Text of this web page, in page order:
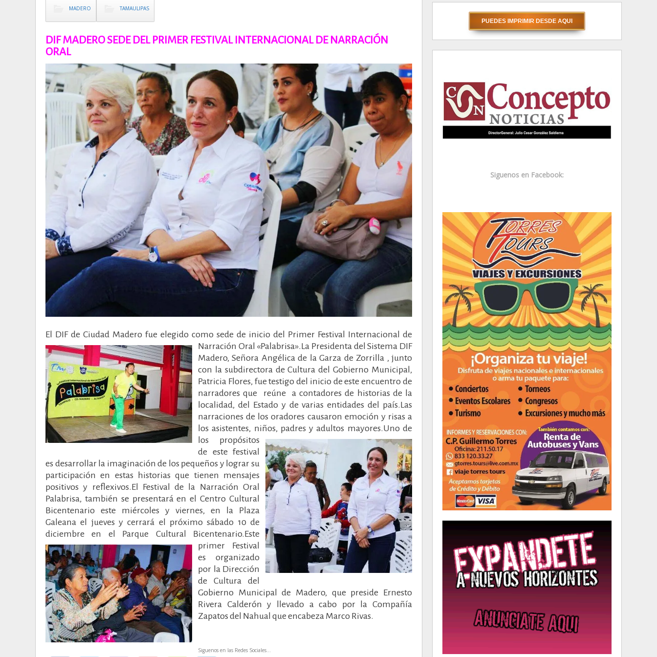
MADERO TAMAULIPAS
DIF MADERO SEDE DEL PRIMER FESTIVAL INTERNACIONAL DE NARRACIÓN
ORAL
El DIF de Ciudad Madero fue elegido como sede de inicio del Primer Festival Internacional de
Narración Oral «Palabrisa».La Presidenta del Sistema DIF
Madero, Señora Angélica de la Garza de Zorrilla , junto
con la subdirectora de Cultura del Gobierno Municipal,
Patricia Flores, fue testigo del inicio de este encuentro de
narradores que reúne a contadores de historias de la
localidad, del Estado y de varias entidades del país.Las
narraciones de los oradores causaron emoción y risas a
los asistentes, niños, padres y adultos mayores.Uno de
los propósitos
de este festival
es desarrollar la imaginación de los pequeños y lograr su
participación en estas historias que tienen mensajes
positivos y reflexivos.El Festival de la Narración Oral
Palabrisa, también se presentará en el Centro Cultural
Bicentenario este miércoles y viernes, en la Plaza
Galeana el jueves y cerrará el próximo sábado 10 de
diciembre en el Parque Cultural Bicentenario.Este
primer Festival
es organizado
por la Dirección
de Cultura del
Gobierno Municipal de Madero, que preside Ernesto
Rivera Calderón y llevado a cabo por la Compañía
Zapatos del Nahual que encabeza Marco Rivas.
Siguenos en las Redes Sociales...
Siguenos en Facebook: